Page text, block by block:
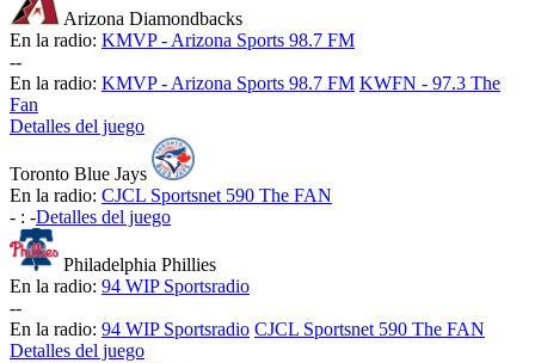
Arizona Diamondbacks
En la radio: KMVP - Arizona Sports 98.7 FM
--
En la radio: KMVP - Arizona Sports 98.7 FM KWFN - 97.3 The
Fan
Detalles del juego
Toronto Blue Jays
En la radio: CJCL Sportsnet 590 The FAN
- : -Detalles del juego
Philadelphia Phillies
En la radio: 94 WIP Sportsradio
--
En la radio: 94 WIP Sportsradio CJCL Sportsnet 590 The FAN
Detalles del juego